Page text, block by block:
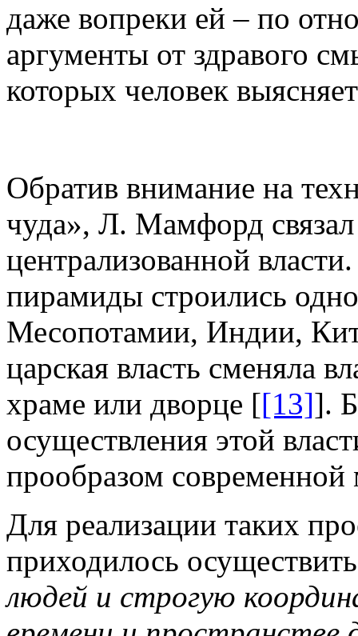
даже вопреки ей – по
аргументы от здравого
которых человек
Обратив внимание на
чуда», Л. Мамфорд
централизованной
пирамиды строились
Месопотамии, Индии,
царская власть сменяла
храме или дворце [[13]].
осуществления этой
прообразом
Для реализации таких
приходилось
людей и строгую